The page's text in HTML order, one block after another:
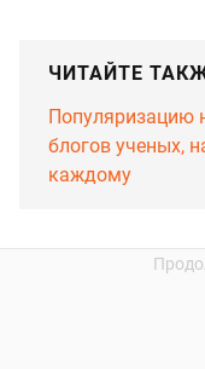
ЧИТАЙТЕ
Популяризацию
блогов ученых,
каждому